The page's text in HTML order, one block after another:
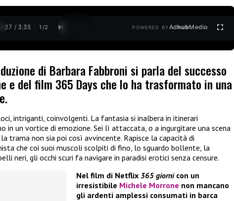
0:28 / 3:35 1 /2 POWERED BYAdhubMedia
di Barbara Fabbroni si parla del successo
e del film 365 Days che lo ha trasformato in una
intriganti, coinvolgenti. La fantasia si inalbera in itinerari
in un vortice di emozione. Sei lì attaccata, o a ingurgitare una scena
trama non sia poi così avvincente. Rapisce la capacità di
che coi suoi muscoli scolpiti di fino, lo sguardo bollente, la
neri, gli occhi scuri fa navigare in paradisi erotici senza censure.
Nel film di Netflix 365 giorni con un
irresistibile Michele Morrone non mancano
gli ardenti amplessi consumati in barca